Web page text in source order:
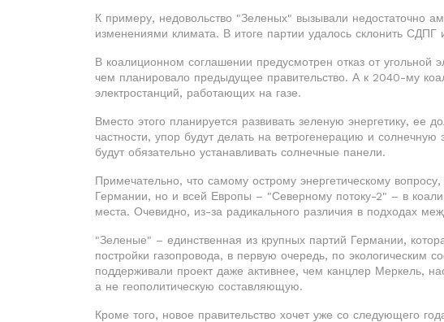
К примеру, недовольство "Зеленых" вызывали недостаточно
изменениями климата. В итоге партии удалось склонить СДПГ
В коалиционном соглашении предусмотрен отказ от угольной
чем планировало предыдущее правительство. А к 2040-му
электростанций, работающих на газе.
Вместо этого планируется развивать зеленую энергетику, ее
частности, упор будут делать на ветрогенерацию и
будут обязательно устанавливать солнечные панели.
Примечательно, что самому острому энергетическому
Германии, но и всей Европы – "Северному потоку-2" – в
места. Очевидно, из-за радикального различия в подходах
"Зеленые" – единственная из крупных партий Германии,
постройки газопровода, в первую очередь, по экологическим
поддерживали проект даже активнее, чем канцлер Меркель,
а не геополитическую составляющую.
Кроме того, новое правительство хочет уже со следующего